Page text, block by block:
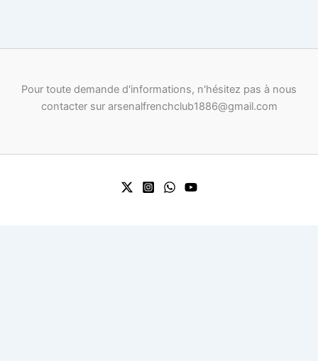
Pour toute demande d'informations, n'hésitez pas à nous
contacter sur arsenalfrenchclub1886@gmail.com